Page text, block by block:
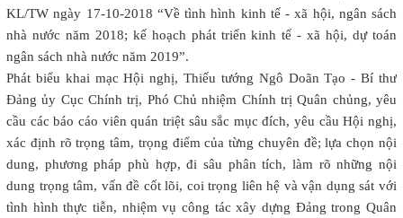
KL/TW ngày 17-10-2018 “Về tình hình kinh tế - xã hội, ngân sách
nhà nước năm 2018; kế hoạch phát triển kinh tế - xã hội, dự toán
ngân sách nhà nước năm 2019”.
Phát biểu khai mạc Hội nghị, Thiếu tướng Ngô Doãn Tạo - Bí thư
Đảng ủy Cục Chính trị, Phó Chủ nhiệm Chính trị Quân chủng, yêu
cầu các báo cáo viên quán triệt sâu sắc mục đích, yêu cầu Hội nghị,
xác định rõ trọng tâm, trọng điểm của từng chuyên đề; lựa chọn nội
dung, phương pháp phù hợp, đi sâu phân tích, làm rõ những nội
dung trọng tâm, vấn đề cốt lõi, coi trọng liên hệ và vận dụng sát với
tình hình thực tiễn, nhiệm vụ công tác xây dựng Đảng trong Quân